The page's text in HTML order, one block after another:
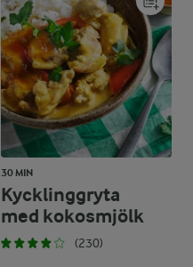
30 MIN
Kycklinggryta
med kokosmjölk
(230)